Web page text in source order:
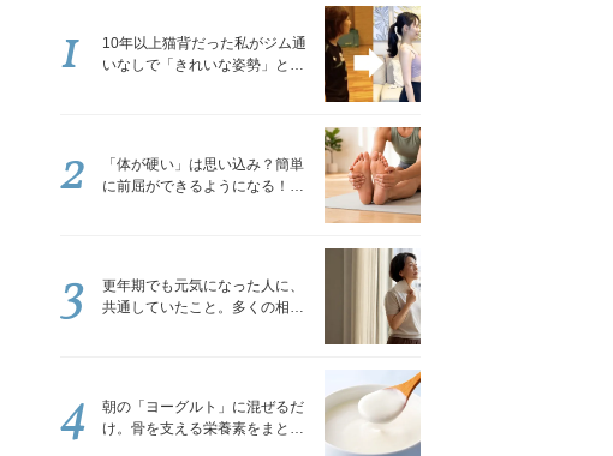
10年以上猫背だった私がジム通
いなしで「きれいな姿勢」と褒
1
「体が硬い」は思い込み？簡単
に前屈ができるようになる！腿
2
更年期でも元気になった人に、
共通していたこと。多くの相談
3
朝の「ヨーグルト」に混ぜるだ
け。骨を支える栄養素をまとめ
4